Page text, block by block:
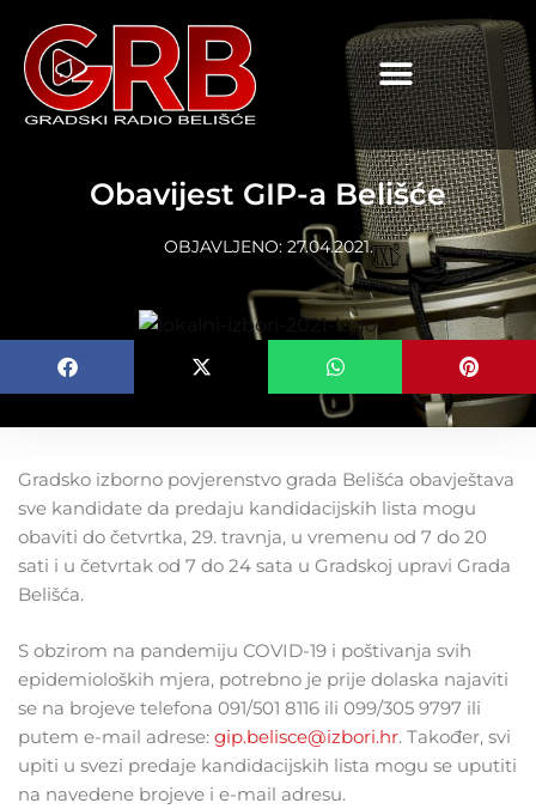
Obavijest GIP-a Belišće
OBJAVLJENO: 27.04.2021.
Gradsko izborno povjerenstvo grada Belišća obavještava
sve kandidate da predaju kandidacijskih lista mogu
obaviti do četvrtka, 29. travnja, u vremenu od 7 do 20
sati i u četvrtak od 7 do 24 sata u Gradskoj upravi Grada
Belišća.
S obzirom na pandemiju COVID-19 i poštivanja svih
epidemioloških mjera, potrebno je prije dolaska najaviti
se na brojeve telefona 091/501 8116 ili 099/305 9797 ili
putem e-mail adrese: gip.belisce@izbori.hr. Također, svi
upiti u svezi predaje kandidacijskih lista mogu se uputiti
na navedene brojeve i e-mail adresu.